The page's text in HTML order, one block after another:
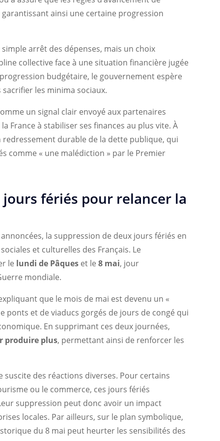
ainsi une certaine progression
arrêt des dépenses, mais un choix
collective face à une situation financière jugée
budgétaire, le gouvernement espère
les minima sociaux.
un signal clair envoyé aux partenaires
France à stabiliser ses finances au plus vite. À
durable de la dette publique, qui
comme « une malédiction » par le Premier
fériés pour relancer la
la suppression de deux jours fériés en
et culturelles des Français. Le
le lundi de Pâques et le 8 mai, jour
mondiale.
que le mois de mai est devenu un «
ponts et de viaducs gorgés de jours de congé qui
En supprimant ces deux journées,
produire plus, permettant ainsi de renforcer les
des réactions diverses. Pour certains
ou le commerce, ces jours fériés
suppression peut donc avoir un impact
locales. Par ailleurs, sur le plan symbolique,
du 8 mai peut heurter les sensibilités des